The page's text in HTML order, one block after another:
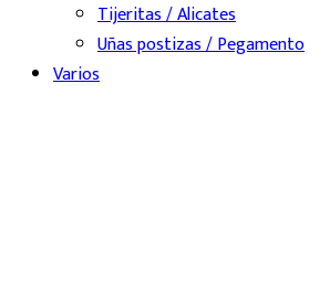
Tijeritas / Alicates
Uñas postizas / Pegamento
Varios